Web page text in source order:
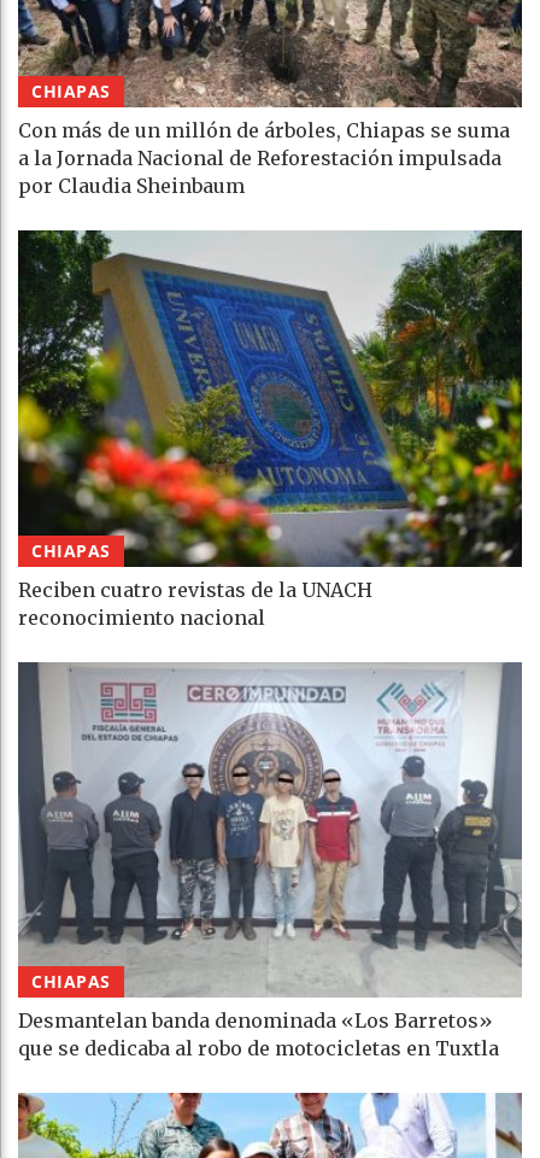
CHIAPAS
Con más de un millón de árboles, Chiapas se suma
a la Jornada Nacional de Reforestación impulsada
por Claudia Sheinbaum
CHIAPAS
Reciben cuatro revistas de la UNACH
reconocimiento nacional
CHIAPAS
Desmantelan banda denominada «Los Barretos»
que se dedicaba al robo de motocicletas en Tuxtla